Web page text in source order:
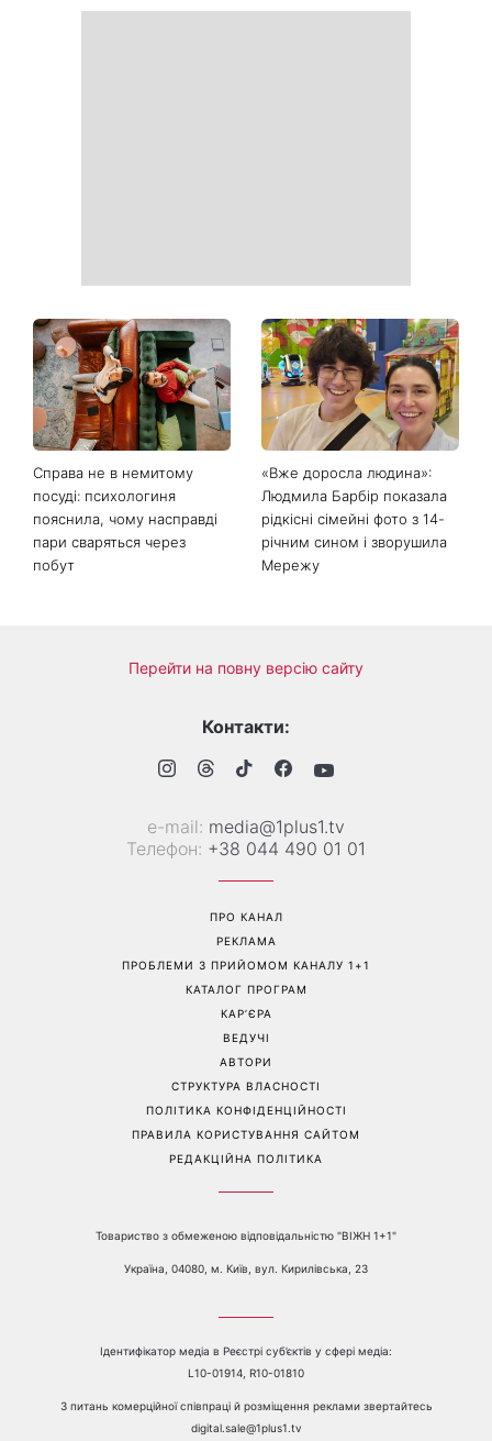
Справа не в немитому
посуді: психологиня
пояснила, чому насправді
пари сваряться через
побут
«Вже доросла людина»:
Людмила Барбір показала
рідкісні сімейні фото з 14-
річним сином і зворушила
Мережу
Перейти на повну версію сайту
Контакти:
е-mail: media@1plus1.tv
Телефон: +38 044 490 01 01
ПРО КАНАЛ
РЕКЛАМА
ПРОБЛЕМИ З ПРИЙОМОМ КАНАЛУ 1+1
КАТАЛОГ ПРОГРАМ
КАР’ЄРА
ВЕДУЧІ
АВТОРИ
СТРУКТУРА ВЛАСНОСТІ
ПОЛІТИКА КОНФІДЕНЦІЙНОСТІ
ПРАВИЛА КОРИСТУВАННЯ САЙТОМ
РЕДАКЦІЙНА ПОЛІТИКА
Товариство з обмеженою відповідальністю "ВІЖН 1+1"
Україна, 04080, м. Київ, вул. Кирилівська, 23
Ідентифікатор медіа в Реєстрі суб’єктів у сфері медіа:
L10-01914, R10-01810
З питань комерційної співпраці й розміщення реклами звертайтесь
digital.sale@1plus1.tv